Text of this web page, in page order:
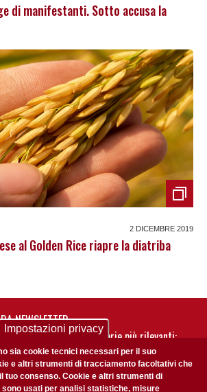
di manifestanti. Sotto accusa la
2 DICEMBRE 2019
al Golden Rice riapre la diatriba
NEWSLETTER
per te nostre storie più rilevanti:
della nostra newsletter
Impostazioni privacy
sia cookie tecnici necessari per il suo
e altri strumenti di tracciamento facoltativi che
tuo consenso. Cookie e altri strumenti di
usati per analisi statistiche, misure